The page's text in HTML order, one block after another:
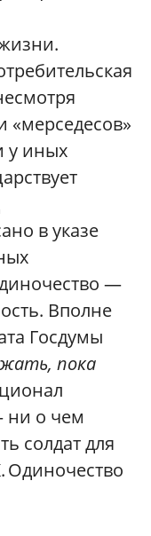
«мерседесов»
у иных
в указе
—
Вполне
Госдумы
пока
ни о чем
солдат для
Одиночество